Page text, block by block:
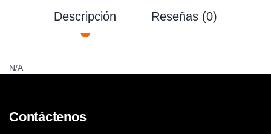
Descripción Reseñas (0)
N/A
Contáctenos